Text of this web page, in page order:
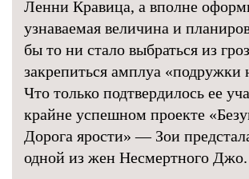
Ленни Кравица, а вполне
узнаваемая величина и
бы то ни стало выбраться из
закрепиться амплуа «подружки
Что только подтвердилось ее
крайне успешном проекте
Дорога ярости» — Зои
одной из жен Несмертного Джо.